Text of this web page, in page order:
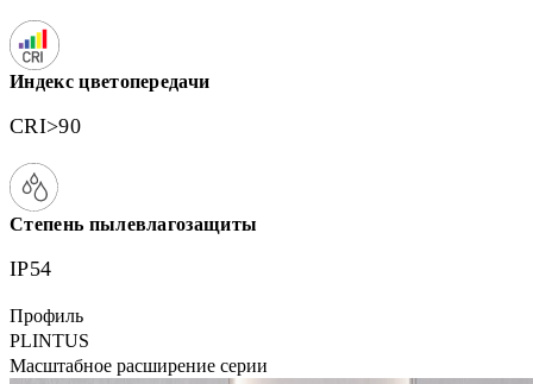
Индекс цветопередачи
CRI>90
Степень пылевлагозащиты
IP54
Профиль
PLINTUS
Масштабное расширение серии